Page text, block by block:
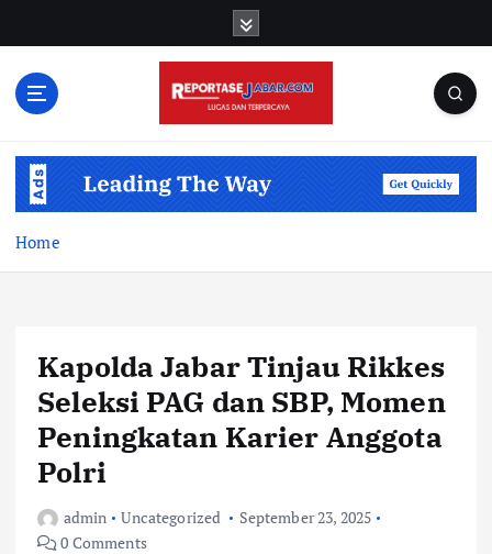
Home
Kapolda Jabar Tinjau Rikkes
Seleksi PAG dan SBP, Momen
Peningkatan Karier Anggota
Polri
admin Uncategorized
September 23, 2025
0 Comments